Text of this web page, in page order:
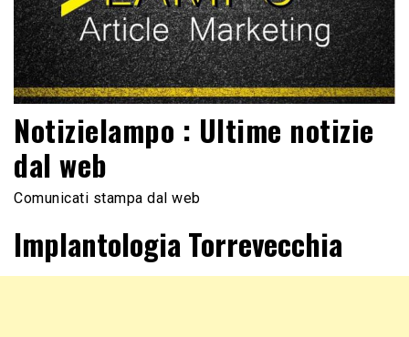
Notizielampo : Ultime notizie
dal web
Comunicati stampa dal web
Implantologia Torrevecchia